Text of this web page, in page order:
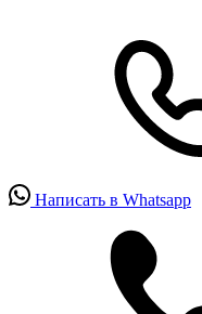
Написать в Whatsapp